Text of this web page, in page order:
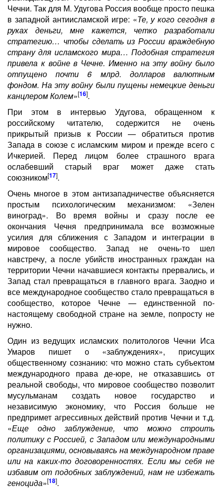
Чечни. Так для М. Удугова Россия вообще просто пешка
в западной антиисламской игре: «Те, у кого сегодня в
руках деньги, мне кажется, четко разработали
стратегию… чтобы сделать из России враждебную
страну для исламского мира… Подобная стратегия
привела к войне в Чечне. Именно на эту войну было
отпущено почти 6 млрд. долларов валютным
фондом. На эту войну были пущены немецкие деньги
канцлером Колем»[16].
При этом в интервью Удугова, обращенном к
российскому читателю, содержится не очень
прикрытый призыв к России — обратиться против
Запада в союзе с исламским миром и прежде всего с
Ичкерией. Перед лицом более страшного врага
ослабевший старый враг может даже стать
союзником[17].
Очень многое в этом антизападничестве объясняется
простым психологическим механизмом: «Зелен
виноград». Во время войны и сразу после ее
окончания Чечня предпринимала все возможные
усилия для сближения с Западом и интеграции в
мировое сообщество. Запад не очень-то шел
навстречу, а после убийств иностранных граждан на
территории Чечни начавшиеся контакты прервались, и
Запад стал превращаться в главного врага. Заодно и
все международное сообщество стало превращаться в
сообщество, которое Чечне — единственной по-
настоящему свободной стране на земле, попросту не
нужно.
Один из ведущих исламских политологов Чечни Иса
Умаров пишет о «заблуждениях», присущих
общественному сознанию: что можно стать субъектом
международного права де-юре, не отказавшись от
реальной свободы, что мировое сообщество позволит
мусульманам создать новое государство и
независимую экономику, что Россия больше не
предпримет агрессивных действий против Чечни и т.д.
«Еще одно заблуждение, что можно строить
политику с Россией, с Западом или международными
организациями, основываясь на международном праве
или на каких-то договоренностях. Если мы себя не
избавим от подобных заблуждений, нам не избежать
геноцида»[18].